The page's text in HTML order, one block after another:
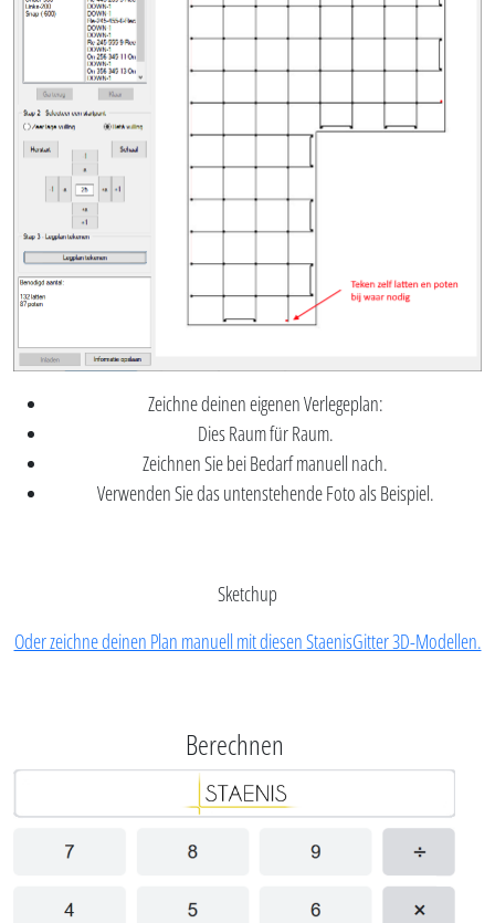
Zeichne deinen eigenen Verlegeplan:
Dies Raum für Raum.
Zeichnen Sie bei Bedarf manuell nach.
Verwenden Sie das untenstehende Foto als Beispiel.
Sketchup
Oder zeichne deinen Plan manuell mit diesen StaenisGitter 3D-Modellen.
Berechnen